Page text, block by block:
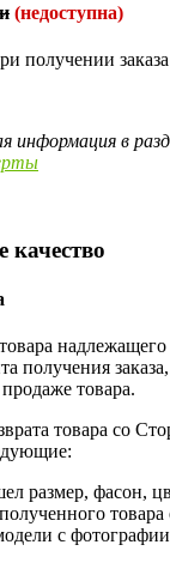
(недоступна)
получении заказа
информация в
надлежащего
получения
товара.
товара со
размер, фасон,
товара
с